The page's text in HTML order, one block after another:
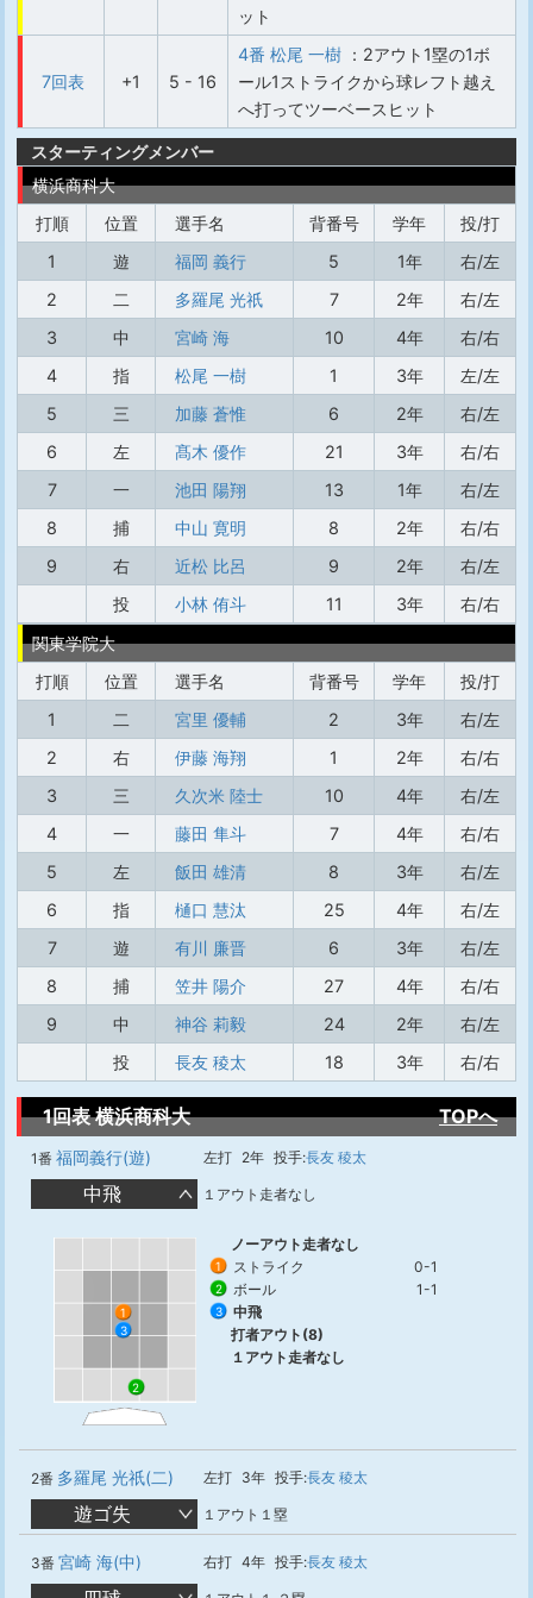
ット
7回表 +1 5 - 16
4番 松尾 一樹 ：2アウト1塁の1ボ
ール1ストライクから球レフト越え
へ打ってツーベースヒット
スターティングメンバー
横浜商科大
打順
位置 選手名 背番号 学年
投/打
1
遊 福岡 義行 5 1年
右/左
2
二 多羅尾 光祇 7 2年
右/左
3
中 宮崎 海 10 4年
右/右
4
指 松尾 一樹 1 3年
左/左
5
三 加藤 蒼惟 6 2年
右/左
6
左 髙木 優作 21 3年
右/右
7
一 池田 陽翔 13 1年
右/左
8
捕 中山 寛明 8 2年
右/右
9
右 近松 比呂 9 2年
右/左
投
小林 侑斗 11 3年
右/右
関東学院大
打順
位置 選手名 背番号 学年
投/打
1
二 宮里 優輔 2 3年
右/左
2
右 伊藤 海翔 1 2年
右/右
3
三 久次米 陸士 10 4年
右/左
4
一 藤田 隼斗 7 4年
右/右
5
左 飯田 雄清 8 3年
右/左
6
指 樋口 慧汰 25 4年
右/左
7
遊 有川 廉晋 6 3年
右/左
8
捕 笠井 陽介 27 4年
右/右
9
中 神谷 莉毅 24 2年
右/左
投
長友 稜太 18 3年 右/右
1回表 横浜商科大 TOPへ
1番 福岡義行(遊) 左打 2年 投手:長友 稜太
中飛 １アウト走者なし
1
2
3
ノーアウト走者なし
1 ストライク 0-1
2 ボール 1-1
3
中飛
打者アウト(8)
１アウト走者なし
2番 多羅尾 光祇(二) 左打 3年 投手:長友 稜太
遊ゴ失 １アウト１塁
3番 宮崎 海(中) 右打 4年 投手:長友 稜太